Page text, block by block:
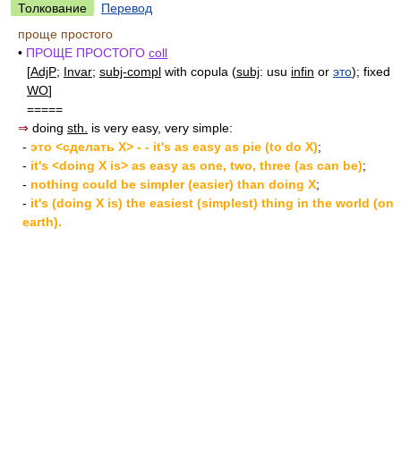
Толкование
Перевод
проще простого
• ПРОЩЕ ПРОСТОГО coll
[AdjP; Invar; subj-compl with copula (subj: usu infin or это); fixed
WO]
=====
⇒ doing sth.
is very easy, very simple:
- это <сделать X> - - it's as easy as pie (to do X);
- it's <doing X is> as easy as one, two, three (as can be);
- nothing could be simpler (easier) than doing X;
- it's (doing X is) the easiest (simplest) thing in the world (on
earth).